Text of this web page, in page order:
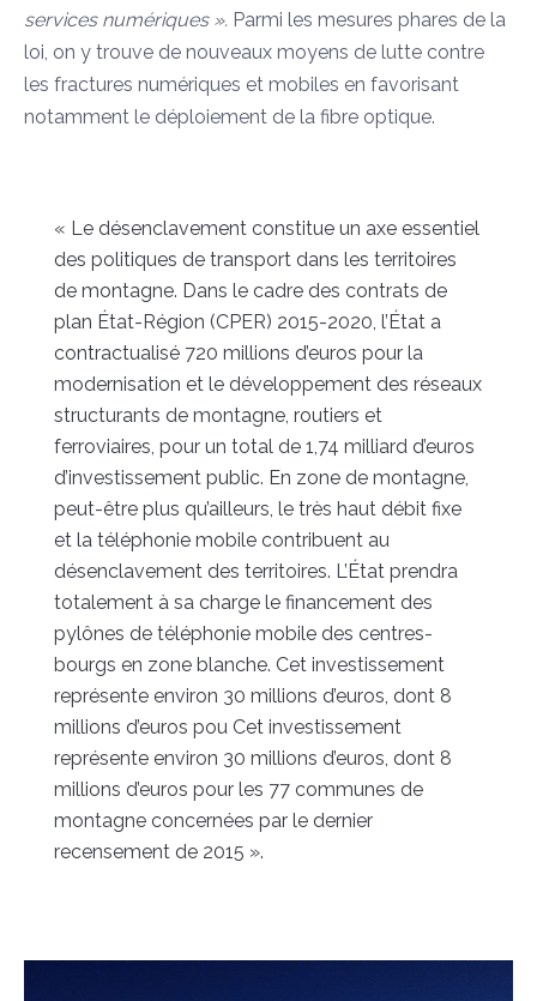
services numériques ». Parmi les mesures phares de la
loi, on y trouve de nouveaux moyens de lutte contre
les fractures numériques et mobiles en favorisant
notamment le déploiement de la fibre optique.
« Le désenclavement constitue un axe essentiel
des politiques de transport dans les territoires
de montagne. Dans le cadre des contrats de
plan État-Région (CPER) 2015-2020, l’État a
contractualisé 720 millions d’euros pour la
modernisation et le développement des réseaux
structurants de montagne, routiers et
ferroviaires, pour un total de 1,74 milliard d’euros
d’investissement public. En zone de montagne,
peut-être plus qu’ailleurs, le très haut débit fixe
et la téléphonie mobile contribuent au
désenclavement des territoires. L’État prendra
totalement à sa charge le financement des
pylônes de téléphonie mobile des centres-
bourgs en zone blanche. Cet investissement
représente environ 30 millions d’euros, dont 8
millions d’euros pou Cet investissement
représente environ 30 millions d’euros, dont 8
millions d’euros pour les 77 communes de
montagne concernées par le dernier
recensement de 2015 ».